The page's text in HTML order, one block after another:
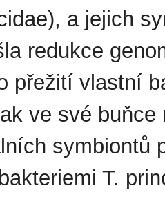
a jejich
redukce
přežití vlastní
ve své
symbiontů
T.